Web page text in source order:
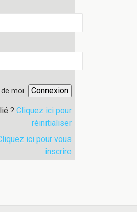
moi
? Cliquez ici pour
réinitialiser
ici pour vous
inscrire